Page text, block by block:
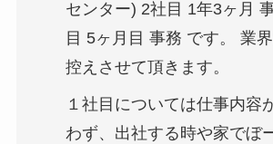
センター) 2社目 1年3ヶ月
目 5ヶ月目 事務 です。 業
控えさせて頂きます。
１社目については仕事内容
わず、出社する時や家でぼ